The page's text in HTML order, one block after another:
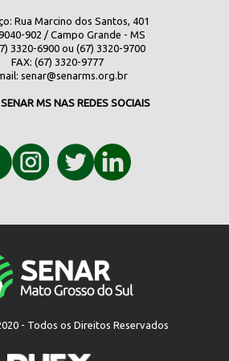
Rua Marcino dos Santos, 401
902 / Campo Grande - MS
3320-6900 ou (67) 3320-9700
FAX: (67) 3320-9777
senar@senarms.org.br
MS NAS REDES SOCIAIS
- Todos os Direitos Reservados